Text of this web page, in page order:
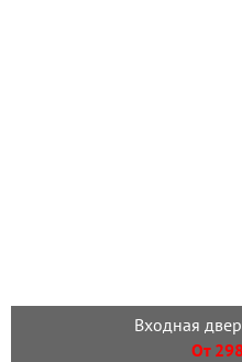
Входная
От